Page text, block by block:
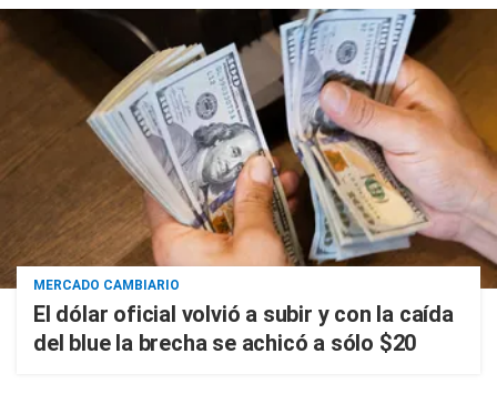
MERCADO CAMBIARIO
El dólar oficial volvió a subir y con la caída
del blue la brecha se achicó a sólo $20